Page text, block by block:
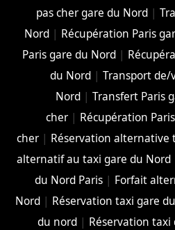
pas cher gare du Nord |
Nord | Récupération Paris
Paris gare du Nord|
du Nord |Transport de/
Nord |Transfert Paris
cher | Récupération
cher| Réservation alternative
alternatif au taxi gare du Nord
du Nord Paris| Forfait
Nord | Réservation taxi gare
du nord| Réservation taxi